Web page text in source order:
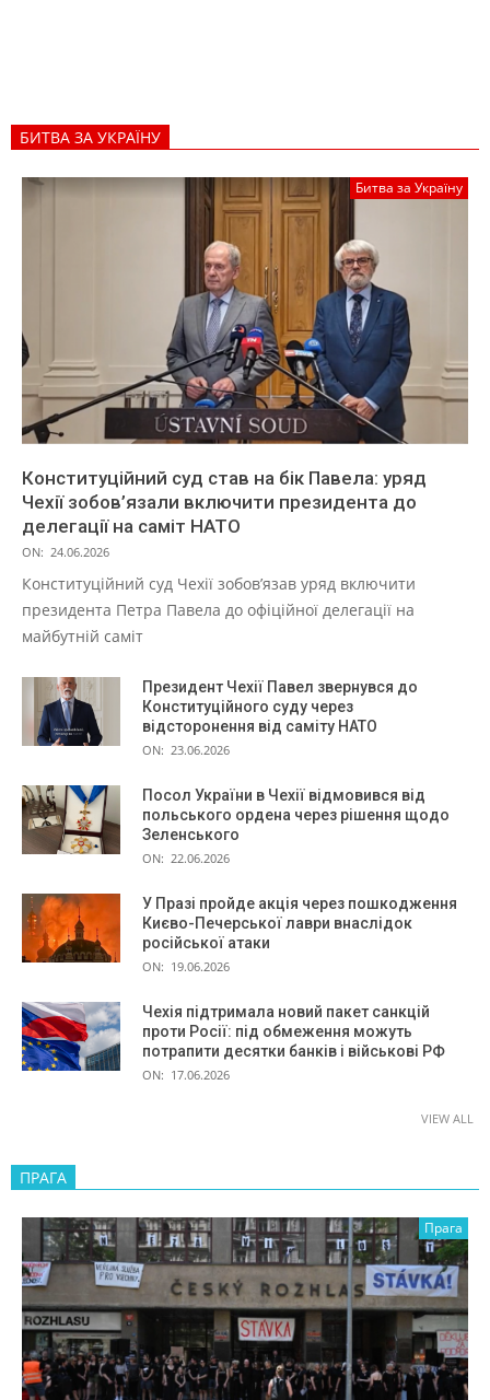
БИТВА ЗА УКРАЇНУ
Битва за Україну
Конституційний суд став на бік Павела: уряд
Чехії зобов’язали включити президента до
делегації на саміт НАТО
ON: 24.06.2026
Конституційний суд Чехії зобов’язав уряд включити
президента Петра Павела до офіційної делегації на
майбутній саміт
Президент Чехії Павел звернувся до
Конституційного суду через
відсторонення від саміту НАТО
ON: 23.06.2026
Посол України в Чехії відмовився від
польського ордена через рішення щодо
Зеленського
ON: 22.06.2026
У Празі пройде акція через пошкодження
Києво-Печерської лаври внаслідок
російської атаки
ON: 19.06.2026
Чехія підтримала новий пакет санкцій
проти Росії: під обмеження можуть
потрапити десятки банків і військові РФ
ON: 17.06.2026
VIEW ALL
ПРАГА
Прага